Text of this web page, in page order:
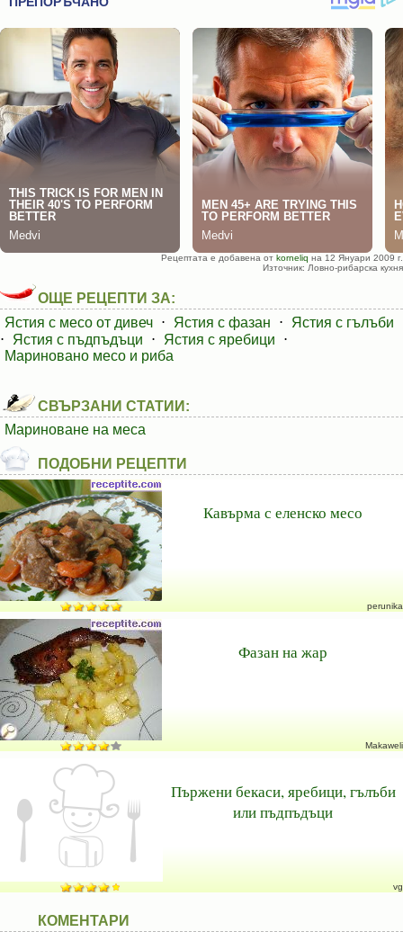
Рецептата е добавена от korneliq на 12 Януари 2009 г.
Източник: Ловно-рибарска кухня
ОЩЕ РЕЦЕПТИ ЗА:
Ястия с месо от дивеч ⋅ Ястия с фазан ⋅
Ястия с гълъби
⋅
Ястия с пъдпъдъци ⋅ Ястия с яребици
⋅
Мариновано месо и риба
СВЪРЗАНИ СТАТИИ:
Мариноване на меса
ПОДОБНИ РЕЦЕПТИ
Кавърма с еленско месо
perunika
Фазан на жар
Makaweli
Пържени бекаси, яребици, гълъби
или пъдпъдъци
vg
КОМЕНТАРИ